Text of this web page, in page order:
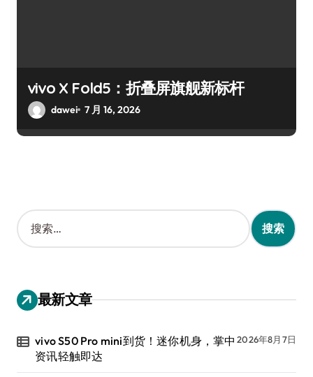
vivo X Fold5：折叠屏旗舰新标杆
dawei 7 月 16, 2026
搜
索
：
最新文章
vivo S50 Pro mini到货！迷你机身，掌中
资讯轻触即达
2026年8月7日